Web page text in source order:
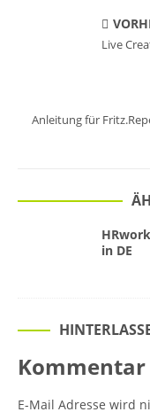
Live
Anleitung für
in DE
E-Mail Adresse wird